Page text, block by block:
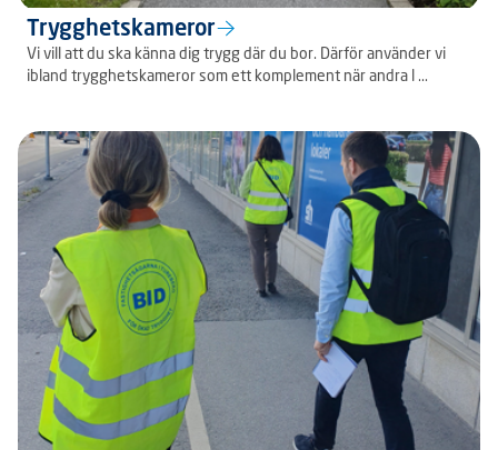
Trygghetskameror
Vi vill att du ska känna dig trygg där du bor. Därför använder vi
ibland trygghetskameror som ett komplement när andra l ...